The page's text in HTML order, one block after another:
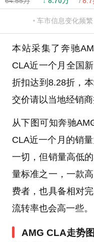
车市信息变化频
本站采集了奔驰
CLA近一个月全国
折扣达到8.28折，
交价请以当地经销商
从下图可知奔驰
CLA近一个月的销
一切，但销量高低
量标准之一，一款
费者，也具备相对
流转率也会高一些。
AMG CLA走势图